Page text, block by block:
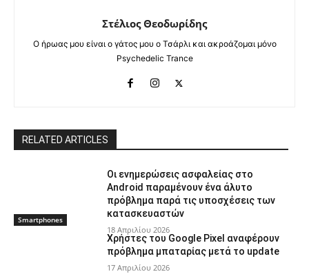
Στέλιος Θεοδωρίδης
Ο ήρωας μου είναι ο γάτος μου ο Τσάρλι και ακροάζομαι μόνο
Psychedelic Trance
RELATED ARTICLES
Smartphones
Οι ενημερώσεις ασφαλείας στο
Android παραμένουν ένα άλυτο
πρόβλημα παρά τις υποσχέσεις των
κατασκευαστών
18 Απριλίου 2026
Χρήστες του Google Pixel αναφέρουν
πρόβλημα μπαταρίας μετά το update
17 Απριλίου 2026